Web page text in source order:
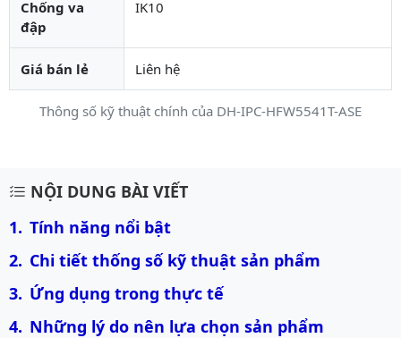
Thông số kỹ thuật chính của DH-IPC-HFW5541T-ASE
Chống va
đập
IK10
Giá bán lẻ Liên hệ
Mô tả chi tiết sản phẩm
NỘI DUNG BÀI VIẾT
Tính năng nổi bật
Chi tiết thống số kỹ thuật sản phẩm
Ứng dụng trong thực tế
Những lý do nên lựa chọn sản phẩm